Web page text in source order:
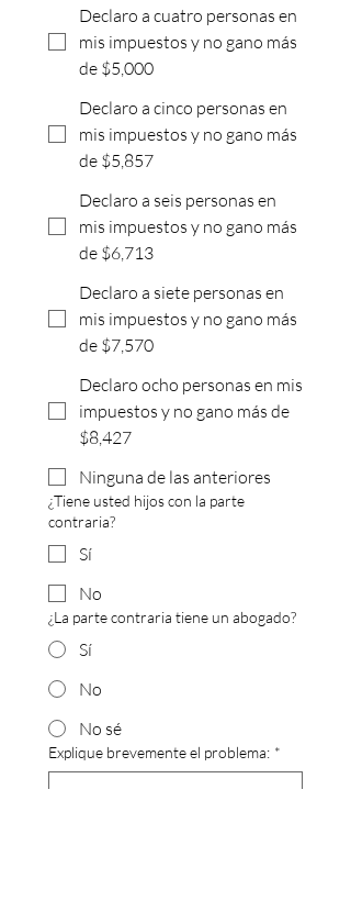
Declaro a cuatro personas en
mis impuestos y no gano más
de $5,000
Declaro a cinco personas en
mis impuestos y no gano más
de $5,857
Declaro a seis personas en
mis impuestos y no gano más
de $6,713
Declaro a siete personas en
mis impuestos y no gano más
de $7,570
Declaro ocho personas en mis
impuestos y no gano más de
$8,427
Ninguna de las anteriores
¿Tiene usted hijos con la parte
contraria?
Sí
No
¿La parte contraria tiene un abogado?
Sí
No
No sé
Explique brevemente el problema: *